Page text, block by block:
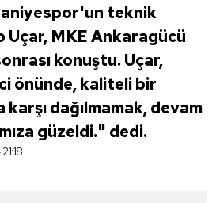
teknik
MKE Ankaragücü
konuştu. Uçar,
önünde, kaliteli bir
karşı dağılmamak, devam
güzeldi." dedi.